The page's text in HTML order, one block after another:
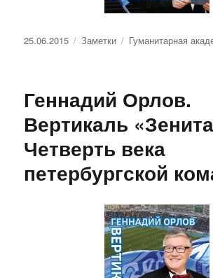
Опубликовано
25.06.2015 Рубрики
Заметки Метки
Гуманитарная
Геннадий Орлов.
Вертикаль
Четверть века
петербургской